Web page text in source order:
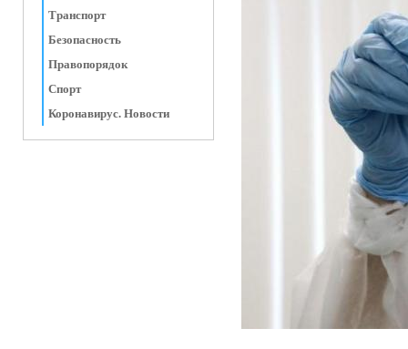
Транспорт
Безопасность
Правопорядок
Спорт
Коронавирус. Новости